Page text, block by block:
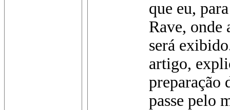
que eu,
Rave, onde
será
artigo,
preparação
passe pelo